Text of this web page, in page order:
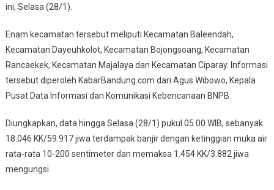
ini, Selasa (28/1).
Enam kecamatan tersebut meliputi Kecamatan Baleendah,
Kecamatan Dayeuhkolot, Kecamatan Bojongsoang, Kecamatan
Rancaekek, Kecamatan Majalaya dan Kecamatan Ciparay. Informasi
tersebut diperoleh KabarBandung.com dari Agus Wibowo, Kepala
Pusat Data Informasi dan Komunikasi Kebencanaan BNPB.
Diungkapkan, data hingga Selasa (28/1) pukul 05.00 WIB, sebanyak
18.046 KK/59.917 jiwa terdampak banjir dengan ketinggian muka air
rata-rata 10-200 sentimeter dan memaksa 1.454 KK/3.882 jiwa
mengungsi.